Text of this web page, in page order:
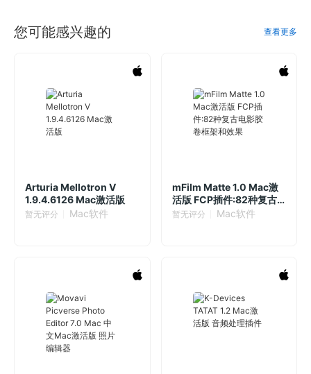
您可能感兴趣的 查看更多
Arturia Mellotron V
1.9.4.6126 Mac激活版
暂无评分 Mac软件
mFilm Matte 1.0 Mac激
活版 FCP插件:82种复古
电影胶卷框架和效果
暂无评分 Mac软件